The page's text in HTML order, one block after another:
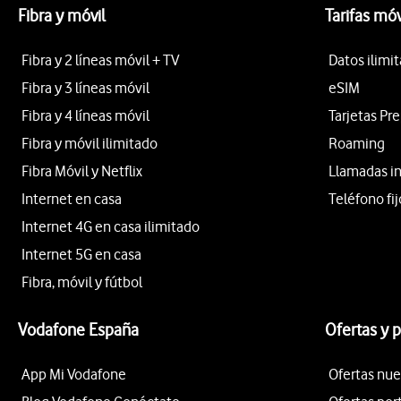
Fibra y móvil
Fibra y 2 líneas móvil + TV
Fibra y 3 líneas móvil
Fibra y 4 líneas móvil
Fibra y móvil ilimitado
Fibra Móvil y Netflix
Internet en casa
Internet 4G en casa ilimitado
Internet 5G en casa
Fibra, móvil y fútbol
Tarifas
Datos
eSIM
Tarjetas
Roaming
Llamadas
Teléfono
Vodafone España
App Mi Vodafone
Ofertas y
Ofertas